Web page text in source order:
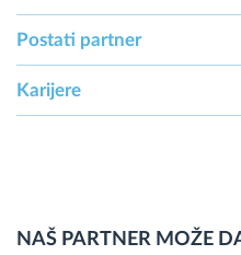
Postati partner
Karijere
NAŠ PARTNER MOŽE